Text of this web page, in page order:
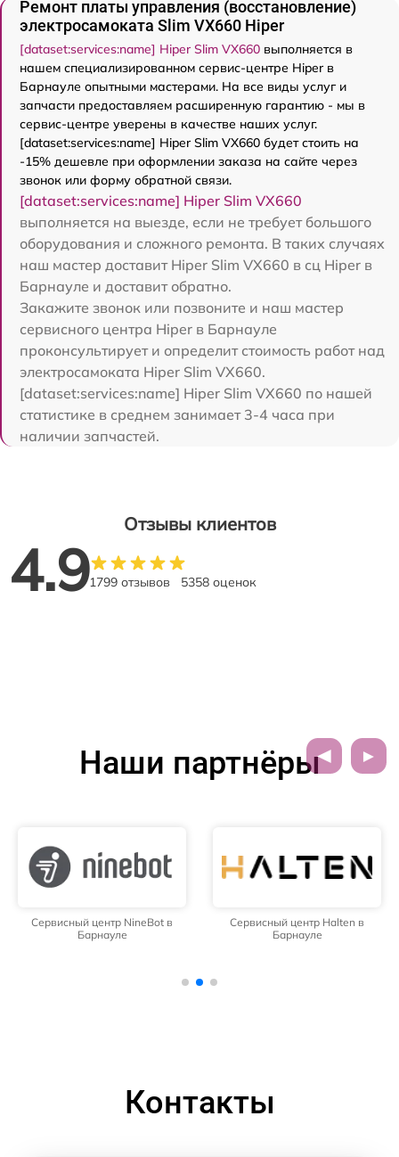
Ремонт платы управления (восстановление)
электросамоката Slim VX660 Hiper
[dataset:services:name] Hiper Slim VX660 выполняется в
нашем специализированном сервис-центре Hiper в
Барнауле опытными мастерами. На все виды услуг и
запчасти предоставляем расширенную гарантию - мы в
сервис-центре уверены в качестве наших услуг.
[dataset:services:name] Hiper Slim VX660 будет стоить на
-15% дешевле при оформлении заказа на сайте через
звонок или форму обратной связи.
[dataset:services:name] Hiper Slim VX660
выполняется на выезде, если не требует большого
оборудования и сложного ремонта. В таких случаях
наш мастер доставит Hiper Slim VX660 в сц Hiper в
Барнауле и доставит обратно.
Закажите звонок или позвоните и наш мастер
сервисного центра Hiper в Барнауле
проконсультирует и определит стоимость работ над
электросамоката Hiper Slim VX660.
[dataset:services:name] Hiper Slim VX660 по нашей
статистике в среднем занимает 3-4 часа при
наличии запчастей.
Отзывы клиентов
4.91799 отзывов 5358 оценок
Наши партнёры
Сервисный центр NineBot в
Барнауле
Сервисный центр Halten в
Барнауле
Контакты